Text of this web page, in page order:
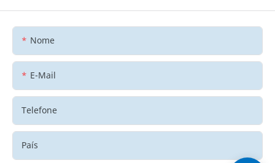
Nome
E-Mail
Telefone
País